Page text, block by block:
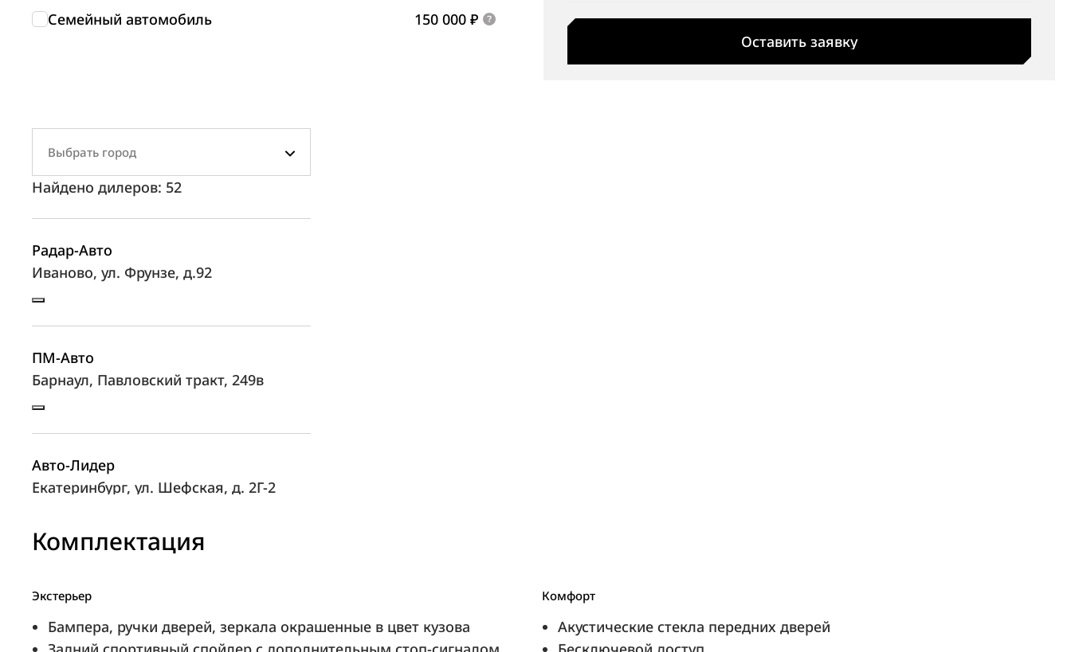
150 000 ₽
Семейный автомобиль
Оставить заявку
Выбрать город
Найдено дилеров: 52
Радар-Авто
Иваново, ул. Фрунзе, д.92
ПМ-Авто
Барнаул, Павловский тракт, 249в
Авто-Лидер
Екатеринбург, ул. Шефская, д. 2Г-2
Красноярск, ул. Мечникова, д. 50
Комплектация
Экстерьер
Бампера, ручки дверей, зеркала окрашенные в цвет кузова
Комфорт
Акустические стекла передних дверей